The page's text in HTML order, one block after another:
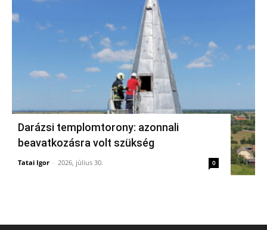
Darázsi templomtorony: azonnali
beavatkozásra volt szükség
Tatai Igor - 2026, július 30. 0